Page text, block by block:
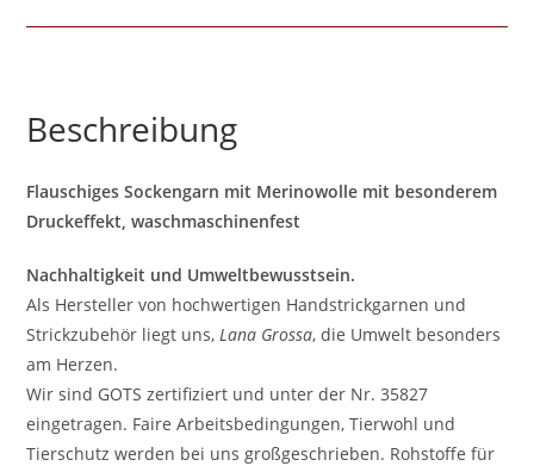
Beschreibung
Flauschiges Sockengarn mit Merinowolle mit besonderem
Druckeffekt, waschmaschinenfest
Nachhaltigkeit und Umweltbewusstsein.
Als Hersteller von hochwertigen Handstrickgarnen und
Strickzubehör liegt uns,Lana Grossa, die Umwelt besonders
am Herzen.
Wir sind GOTS zertifiziert und unter der Nr. 35827
eingetragen. Faire Arbeitsbedingungen, Tierwohl und
Tierschutz werden bei uns großgeschrieben. Rohstoffe für